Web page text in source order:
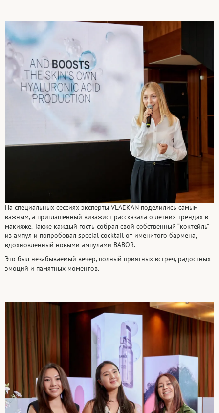
На специальных сессиях эксперты VLAEKAN поделились самым
важным, а приглашенный визажист рассказала о летних трендах в
макияже. Также каждый гость собрал свой собственный “коктейль”
из ампул и попробовал special cocktail от именитого бармена,
вдохновленный новыми ампулами BABOR.
Это был незабываемый вечер, полный приятных встреч, радостных
эмоций и памятных моментов.